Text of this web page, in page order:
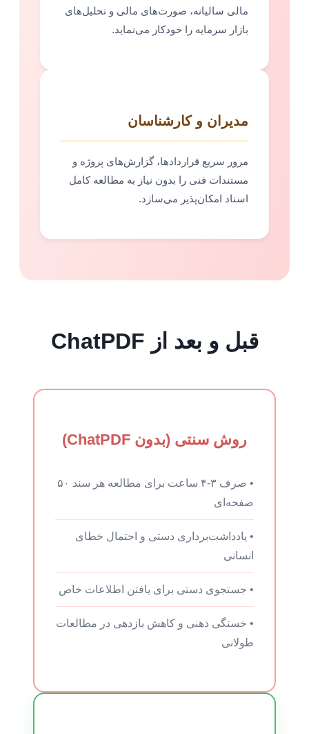
مالی سالیانه، صورت‌های مالی و تحلیل‌های
بازار سرمایه را خودکار می‌نماید.
مدیران و کارشناسان
مرور سریع قراردادها، گزارش‌های پروژه و
مستندات فنی را بدون نیاز به مطالعه کامل
اسناد امکان‌پذیر می‌سازد.
قبل و بعد از ChatPDF
روش سنتی (بدون ChatPDF)
• صرف ۳-۴ ساعت برای مطالعه هر سند ۵۰
صفحه‌ای
• یادداشت‌برداری دستی و احتمال خطای
انسانی
• جستجوی دستی برای یافتن اطلاعات خاص
• خستگی ذهنی و کاهش بازدهی در مطالعات
طولانی